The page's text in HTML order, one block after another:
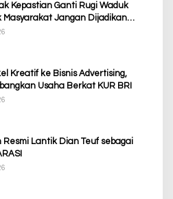
Kepastian Ganti Rugi Waduk
Masyarakat Jangan Dijadikan
PSN
Kreatif ke Bisnis Advertising,
Usaha Berkat KUR BRI
Resmi Lantik Dian Teuf sebagai